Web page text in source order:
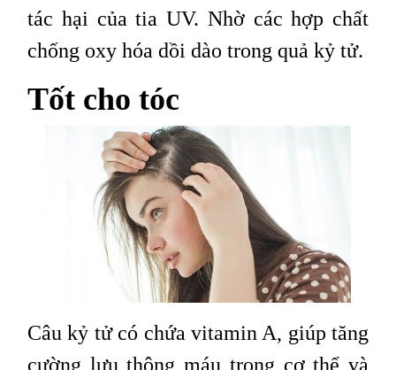
tác hại của tia UV. Nhờ các hợp chất
chống oxy hóa dồi dào trong quả kỷ tử.
Tốt cho tóc
Câu kỷ tử có chứa vitamin A, giúp tăng
cường lưu thông máu trong cơ thể và